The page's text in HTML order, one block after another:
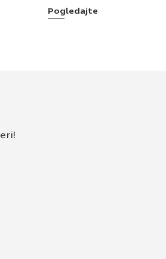
Pogledajte